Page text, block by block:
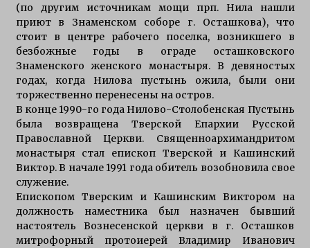
(по другим источникам мощи прп. Нила нашли
приют в Знаменском соборе г. Осташкова), что
стоит в центре рабочего поселка, возникшего в
безбожные годы в ограде осташковского
Знаменского женского монастыря. В девяностых
годах, когда Нилова пустынь ожила, были они
торжественно перенесены на остров.
В конце 1990-го года Нилово-Столобенская Пустынь
была возвращена Тверской Епархии Русской
Православной Церкви. Священноархимандритом
монастыря стал епископ Тверской и Кашинский
Виктор. В начале 1991 года обитель возобновила свое
служение.
Епископом Тверским и Кашинским Виктором на
должность наместника был назначен бывший
настоятель Вознесенской церкви в г. Осташков
митрофорный протоиерей Владимир Иванович